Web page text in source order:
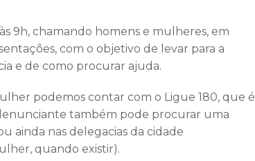
9h, chamando homens e mulheres, em
com o objetivo de levar para a
e de como procurar ajuda.
podemos contar com o Ligue 180, que é
também pode procurar uma
ainda nas delegacias da cidade
quando existir).